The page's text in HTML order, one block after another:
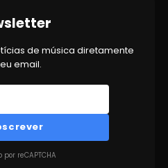
de música diretamente
email.
por reCAPTCHA